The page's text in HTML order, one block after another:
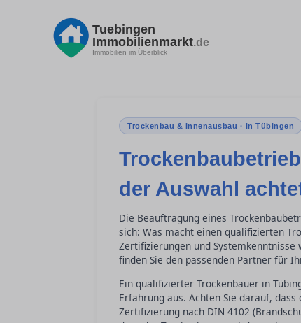
Tuebingen
Immobilienmarkt.de
Immobilien im Überblick
Trockenbau & Innenausbau · in Tübingen
der Auswahl
Die Beauftragung eines
sich: Was macht einen qualifizierten
Zertifizierungen und
finden Sie den passenden Partner für
Ein qualifizierter Trockenbauer in
Erfahrung aus. Achten Sie darauf,
Zertifizierung nach DIN 4102